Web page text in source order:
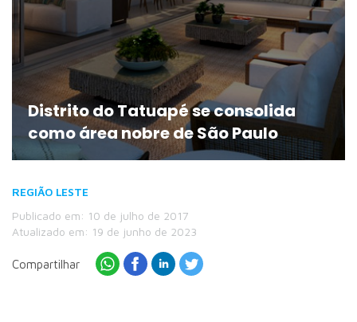
Distrito do Tatuapé se consolida
como área nobre de São Paulo
REGIÃO LESTE
Publicado em: 10 de julho de 2017
Atualizado em: 19 de junho de 2023
Compartilhar